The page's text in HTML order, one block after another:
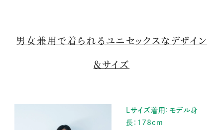
男女兼用で着られるユニセックスなデザイン
＆サイズ
Lサイズ着用：モデル身
長：178cm